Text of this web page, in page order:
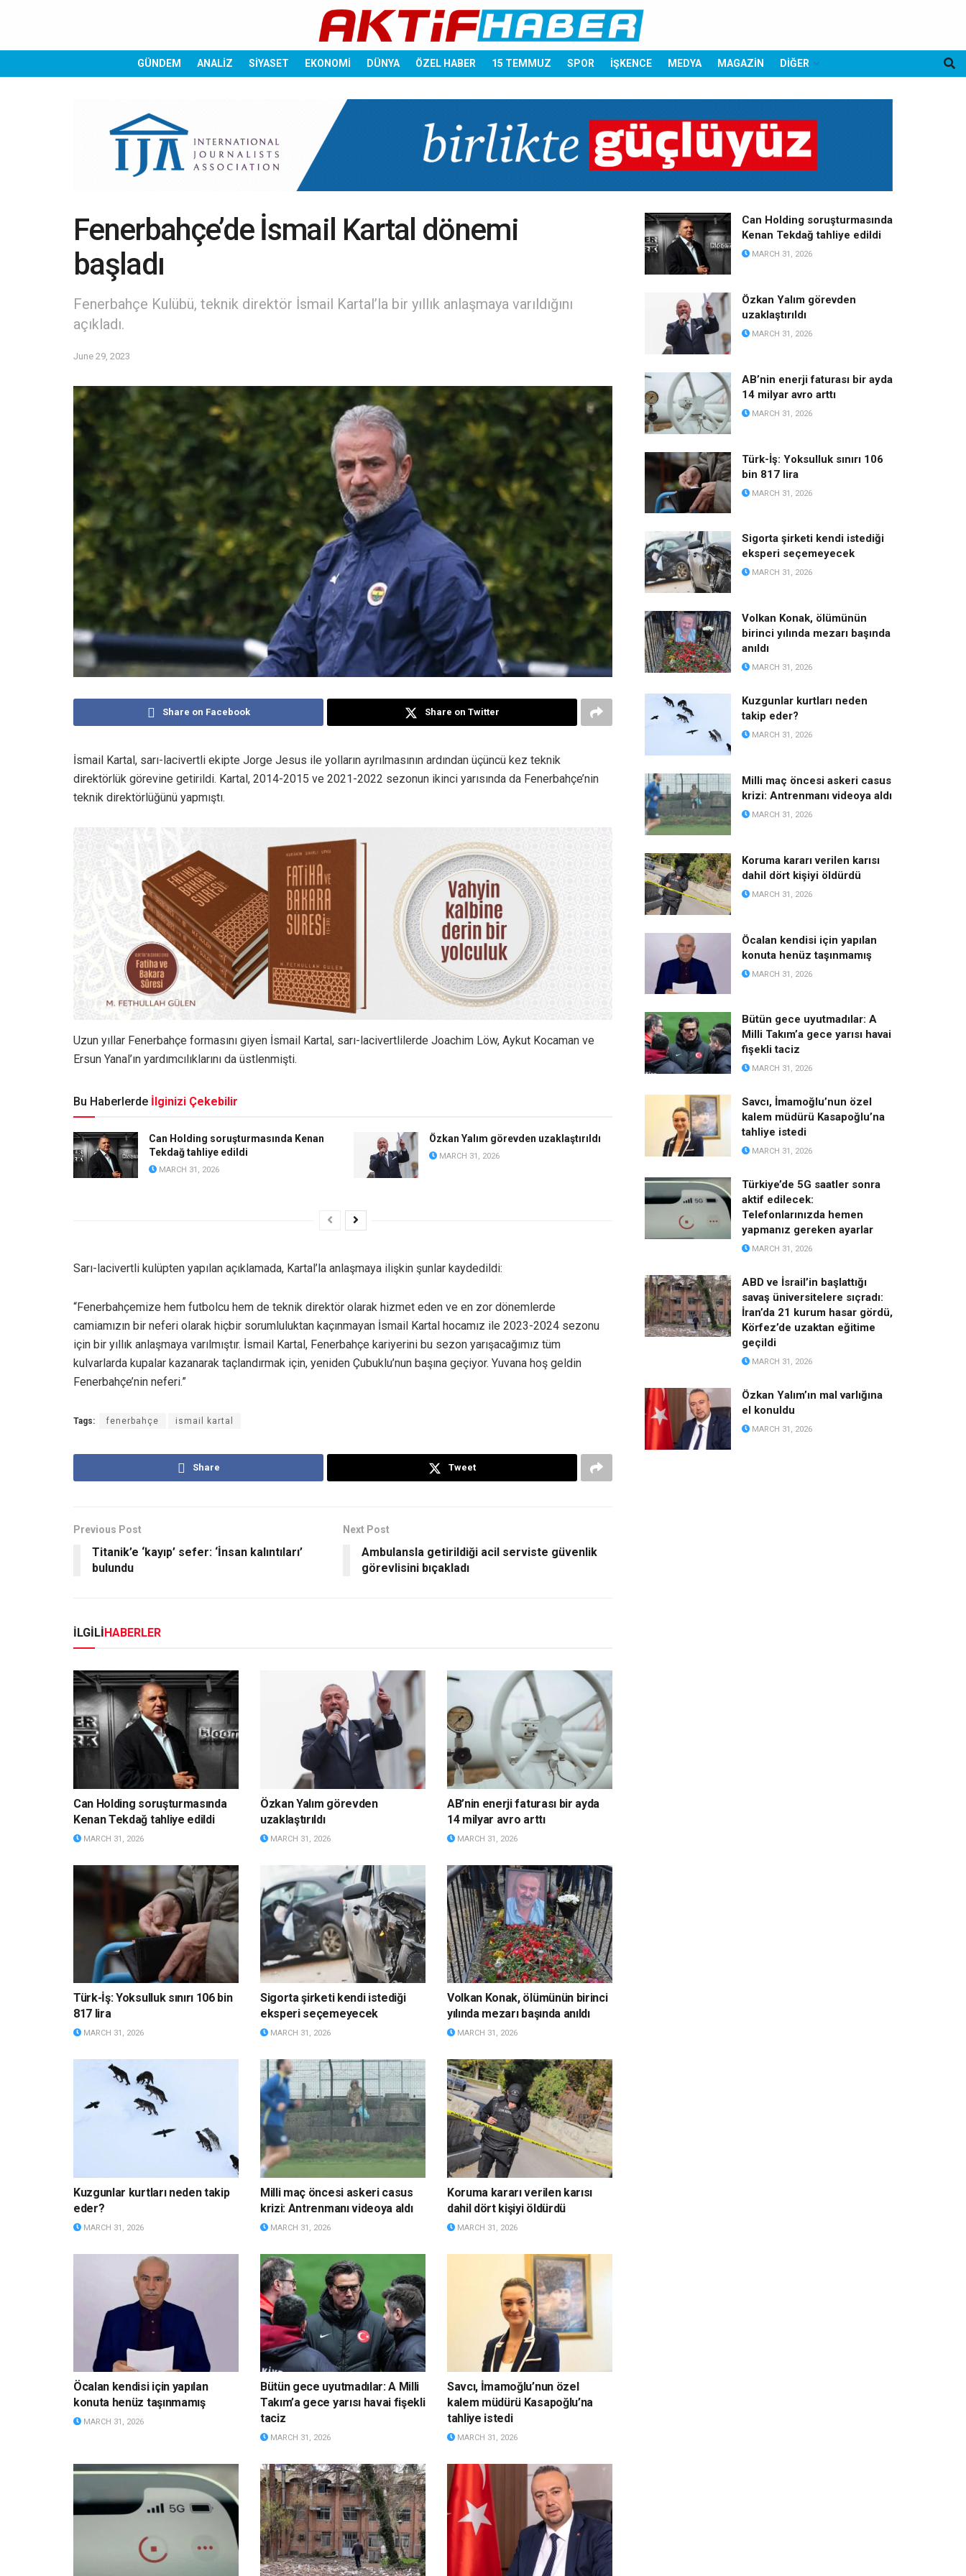
GÜNDEM ANALİZ SİYASET EKONOMİ DÜNYA ÖZEL HABER 15 TEMMUZ SPOR İŞKENCE MEDYA MAGAZİN DİĞER
Fenerbahçe’de İsmail Kartal dönemi
başladı
Fenerbahçe Kulübü, teknik direktör İsmail Kartal’la bir yıllık anlaşmaya varıldığını
açıkladı.
June 29, 2023
Share on Facebook Share on Twitter
İsmail Kartal, sarı-lacivertli ekipte Jorge Jesus ile yolların ayrılmasının ardından üçüncü kez teknik
direktörlük görevine getirildi. Kartal, 2014-2015 ve 2021-2022 sezonun ikinci yarısında da Fenerbahçe’nin
teknik direktörlüğünü yapmıştı.
Uzun yıllar Fenerbahçe formasını giyen İsmail Kartal, sarı-lacivertlilerde Joachim Löw, Aykut Kocaman ve
Ersun Yanal’ın yardımcılıklarını da üstlenmişti.
Bu Haberlerde İlginizi Çekebilir
Can Holding soruşturmasında Kenan
Tekdağ tahliye edildi
MARCH 31, 2026
Özkan Yalım görevden uzaklaştırıldı
MARCH 31, 2026
Sarı-lacivertli kulüpten yapılan açıklamada, Kartal’la anlaşmaya ilişkin şunlar kaydedildi:
“Fenerbahçemize hem futbolcu hem de teknik direktör olarak hizmet eden ve en zor dönemlerde
camiamızın bir neferi olarak hiçbir sorumluluktan kaçınmayan İsmail Kartal hocamız ile 2023-2024 sezonu
için bir yıllık anlaşmaya varılmıştır. İsmail Kartal, Fenerbahçe kariyerini bu sezon yarışacağımız tüm
kulvarlarda kupalar kazanarak taçlandırmak için, yeniden Çubuklu’nun başına geçiyor. Yuvana hoş geldin
Fenerbahçe’nin neferi.”
Tags: fenerbahçe ismail kartal
Share Tweet
Previous Post
Titanik’e ‘kayıp’ sefer: ‘İnsan kalıntıları’
bulundu
Next Post
Ambulansla getirildiği acil serviste güvenlik
görevlisini bıçakladı
İLGİLİ HABERLER
Can Holding soruşturmasında
Kenan Tekdağ tahliye edildi
MARCH 31, 2026
Özkan Yalım görevden
uzaklaştırıldı
MARCH 31, 2026
AB’nin enerji faturası bir ayda
14 milyar avro arttı
MARCH 31, 2026
Türk-İş: Yoksulluk sınırı 106 bin
817 lira
MARCH 31, 2026
Sigorta şirketi kendi istediği
eksperi seçemeyecek
MARCH 31, 2026
Volkan Konak, ölümünün birinci
yılında mezarı başında anıldı
MARCH 31, 2026
Kuzgunlar kurtları neden takip
eder?
MARCH 31, 2026
Milli maç öncesi askeri casus
krizi: Antrenmanı videoya aldı
MARCH 31, 2026
Koruma kararı verilen karısı
dahil dört kişiyi öldürdü
MARCH 31, 2026
Öcalan kendisi için yapılan
konuta henüz taşınmamış
MARCH 31, 2026
Bütün gece uyutmadılar: A Milli
Takım’a gece yarısı havai fişekli
taciz
MARCH 31, 2026
Savcı, İmamoğlu’nun özel
kalem müdürü Kasapoğlu’na
tahliye istedi
MARCH 31, 2026
Can Holding soruşturmasında
Kenan Tekdağ tahliye edildi
MARCH 31, 2026
Özkan Yalım görevden
uzaklaştırıldı
MARCH 31, 2026
AB’nin enerji faturası bir ayda
14 milyar avro arttı
MARCH 31, 2026
Türk-İş: Yoksulluk sınırı 106
bin 817 lira
MARCH 31, 2026
Sigorta şirketi kendi istediği
eksperi seçemeyecek
MARCH 31, 2026
Volkan Konak, ölümünün
birinci yılında mezarı başında
anıldı
MARCH 31, 2026
Kuzgunlar kurtları neden
takip eder?
MARCH 31, 2026
Milli maç öncesi askeri casus
krizi: Antrenmanı videoya aldı
MARCH 31, 2026
Koruma kararı verilen karısı
dahil dört kişiyi öldürdü
MARCH 31, 2026
Öcalan kendisi için yapılan
konuta henüz taşınmamış
MARCH 31, 2026
Bütün gece uyutmadılar: A
Milli Takım’a gece yarısı havai
fişekli taciz
MARCH 31, 2026
Savcı, İmamoğlu’nun özel
kalem müdürü Kasapoğlu’na
tahliye istedi
MARCH 31, 2026
Türkiye’de 5G saatler sonra
aktif edilecek:
Telefonlarınızda hemen
yapmanız gereken ayarlar
MARCH 31, 2026
ABD ve İsrail’in başlattığı
savaş üniversitelere sıçradı:
İran’da 21 kurum hasar gördü,
Körfez’de uzaktan eğitime
geçildi
MARCH 31, 2026
Özkan Yalım’ın mal varlığına
el konuldu
MARCH 31, 2026